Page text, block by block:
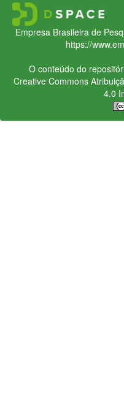
Empresa Brasileira de
https://
O conteúdo do
Creative Commons
4.0